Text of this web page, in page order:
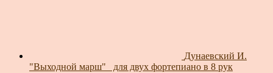
Дунаевский И.
"Выходной марш"_ для двух фортепиано в 8 рук